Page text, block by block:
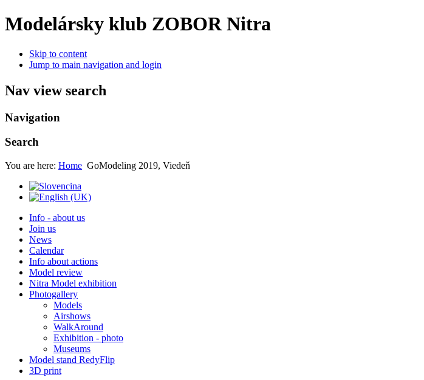
Modelársky klub ZOBOR Nitra
Skip to content
Jump to main navigation and login
Nav view search
Navigation
Search
You are here: Home GoModeling 2019, Viedeň
Info - about us
Join us
News
Calendar
Info about actions
Model review
Nitra Model exhibition
Photogallery
Models
Airshows
WalkAround
Exhibition - photo
Museums
Model stand RedyFlip
3D print